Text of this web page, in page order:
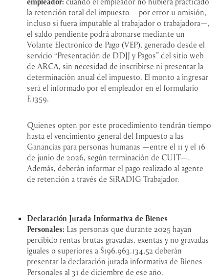
la retención total del impuesto —por error u omisión,
incluso si fuera imputable al trabajador o trabajadora—,
el saldo pendiente podrá abonarse mediante un
Volante Electrónico de Pago (VEP), generado desde el
servicio “Presentación de DDJJ y Pagos” del sitio web
de ARCA, sin necesidad de inscribirse ni presentar la
determinación anual del impuesto. El monto a ingresar
será el informado por el empleador en el formulario
F.1359.
Quienes opten por este procedimiento tendrán tiempo
hasta el vencimiento general del Impuesto a las
Ganancias para personas humanas —entre el 11 y el 16
de junio de 2026, según terminación de CUIT—.
Además, deberán informar el pago realizado al agente
de retención a través de SiRADIG Trabajador.
Declaración Jurada Informativa de Bienes
Personales: Las personas que durante 2025 hayan
percibido rentas brutas gravadas, exentas y no gravadas
iguales o superiores a $196.963.134,52 deberán
presentar la declaración jurada informativa de Bienes
Personales al 31 de diciembre de ese año.